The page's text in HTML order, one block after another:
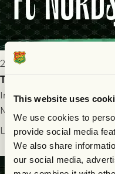
This website uses
We use cookies to
provide social media
We also share
our social media,
2026-07-22 19:00
Truppen till GAIS - FC
Imorgon torsdag spelar
Nordsjælland på Gamla
Holmberg och
matchen:
Läs mer